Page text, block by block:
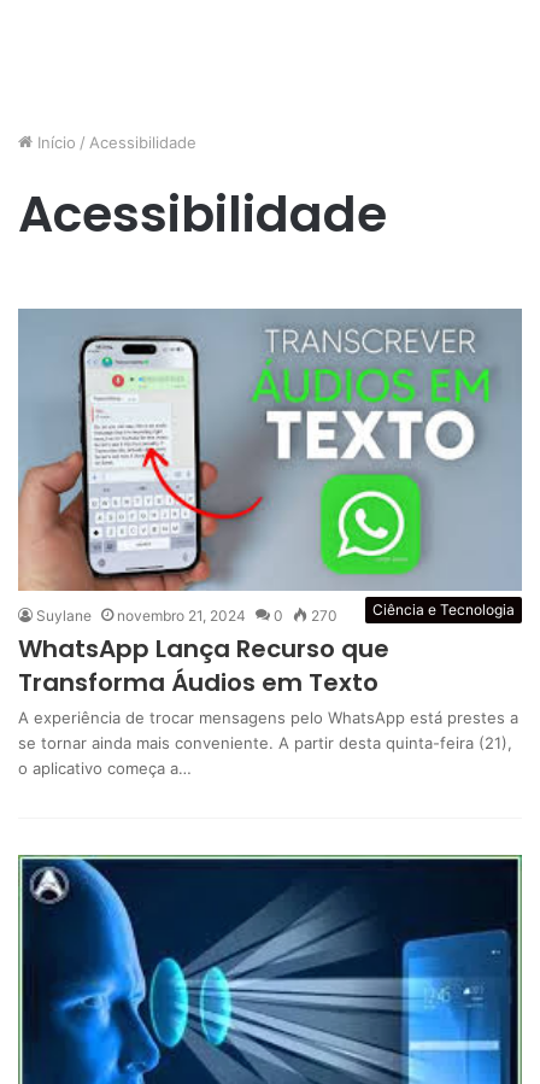
Início / Acessibilidade
Acessibilidade
Ciência e Tecnologia
Suylane novembro 21, 2024 0 270
WhatsApp Lança Recurso que
Transforma Áudios em Texto
A experiência de trocar mensagens pelo WhatsApp está prestes a
se tornar ainda mais conveniente. A partir desta quinta-feira (21),
o aplicativo começa a…